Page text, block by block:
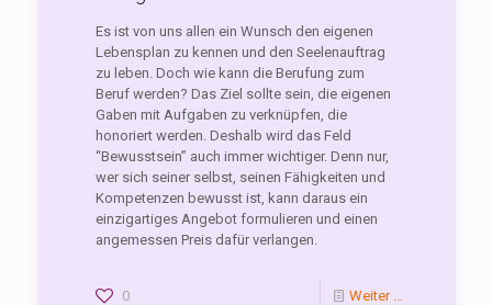
Es ist von uns allen ein Wunsch den eigenen
Lebensplan zu kennen und den Seelenauftrag
zu leben. Doch wie kann die Berufung zum
Beruf werden? Das Ziel sollte sein, die eigenen
Gaben mit Aufgaben zu verknüpfen, die
honoriert werden. Deshalb wird das Feld
“Bewusstsein” auch immer wichtiger. Denn nur,
wer sich seiner selbst, seinen Fähigkeiten und
Kompetenzen bewusst ist, kann daraus ein
einzigartiges Angebot formulieren und einen
angemessen Preis dafür verlangen.
0 Weiter ...